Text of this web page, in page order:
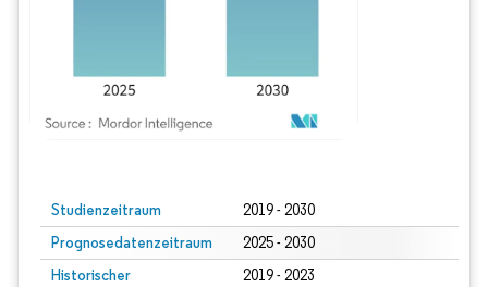
Studienzeitraum 2019 - 2030
Prognosedatenzeitraum 2025 - 2030
Historischer
2019 - 2023